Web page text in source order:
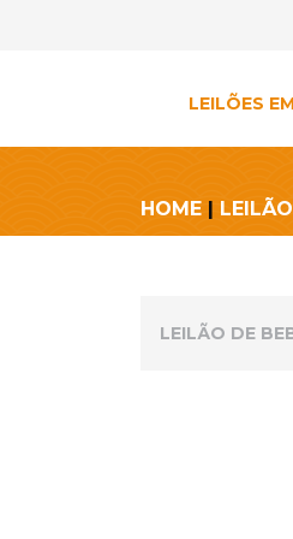
LEILÕES
HOME |
LEILÃO DE